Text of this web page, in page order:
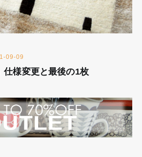
09-09
仕様変更と最後の1枚